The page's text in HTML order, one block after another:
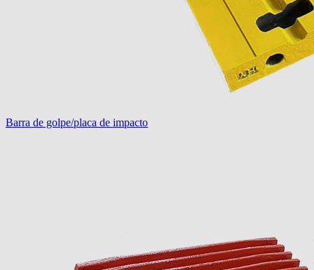
Barra de golpe/placa de impacto